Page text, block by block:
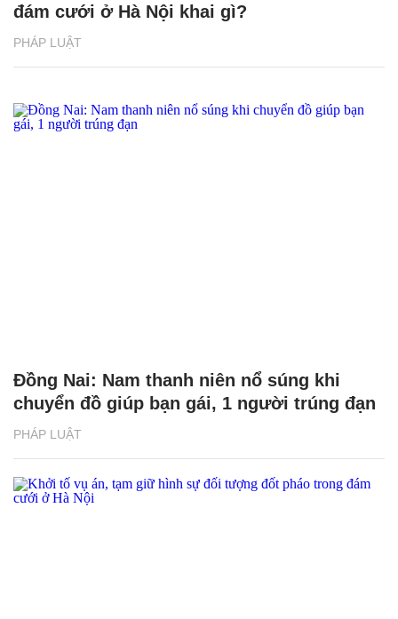
PHÁP LUẬT
đám cưới ở Hà Nội khai gì?
PHÁP LUẬT
Đồng Nai: Nam thanh niên nổ súng khi
chuyển đồ giúp bạn gái, 1 người trúng đạn